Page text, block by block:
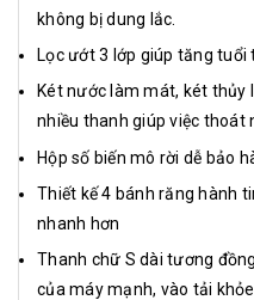
không bị dung lắc.
Lọc ướt 3 lớp giúp tăng tuổi
Két nước làm mát, két thủy
nhiều thanh giúp việc thoát
Hộp số biến mô rời dễ bảo
Thiết kế 4 bánh răng hành
nhanh hơn
Thanh chữ S dài tương
của máy mạnh, vào tải